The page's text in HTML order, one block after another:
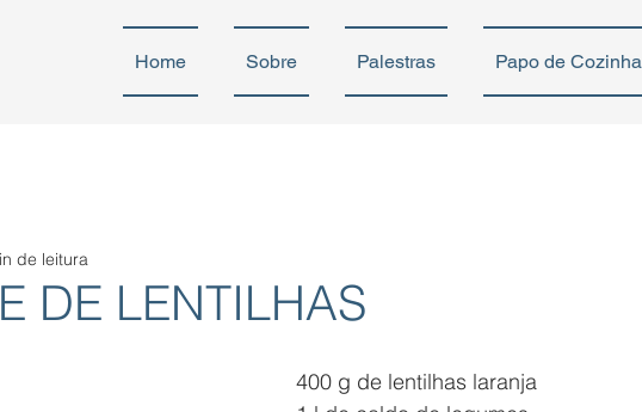
Home Sobre Palestras Papo de Cozinha
DE LENTILHAS
de leitura
400 g de lentilhas laranja